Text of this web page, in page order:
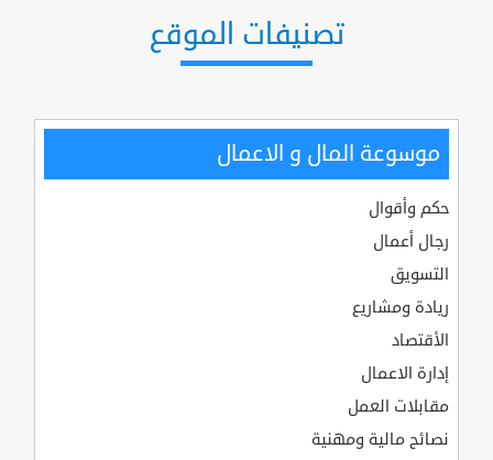
تصنيفات الموقع
موسوعة المال و الاعمال
حكم وأقوال
رجال أعمال
التسويق
ريادة ومشاريع
الأقتصاد
إدارة الاعمال
مقابلات العمل
نصائح مالية ومهنية